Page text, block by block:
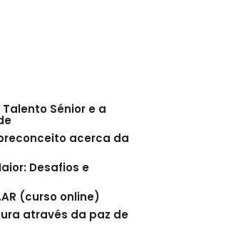
Sénior e a
acerca da
Desafios e
(curso online)
através da paz de